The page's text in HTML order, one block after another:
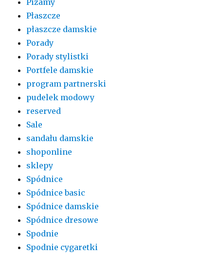
Piżamy
Płaszcze
płaszcze damskie
Porady
Porady stylistki
Portfele damskie
program partnerski
pudelek modowy
reserved
Sale
sandału damskie
shoponline
sklepy
Spódnice
Spódnice basic
Spódnice damskie
Spódnice dresowe
Spodnie
Spodnie cygaretki